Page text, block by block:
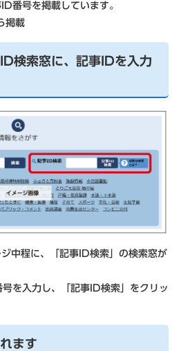
番号を掲載しています。
掲載
検索窓に、記事IDを入力
中程に、「記事ID検索」の検索窓が
を入力し、「記事ID検索」をクリッ
ます